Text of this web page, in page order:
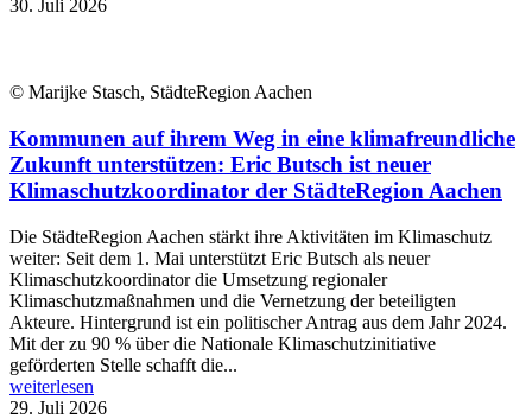
30. Juli 2026
© Marijke Stasch, StädteRegion Aachen
Kommunen auf ihrem Weg in eine klimafreundliche
Zukunft unterstützen: Eric Butsch ist neuer
Klimaschutzkoordinator der StädteRegion Aachen
Die StädteRegion Aachen stärkt ihre Aktivitäten im Klimaschutz
weiter: Seit dem 1. Mai unterstützt Eric Butsch als neuer
Klimaschutzkoordinator die Umsetzung regionaler
Klimaschutzmaßnahmen und die Vernetzung der beteiligten
Akteure. Hintergrund ist ein politischer Antrag aus dem Jahr 2024.
Mit der zu 90 % über die Nationale Klimaschutzinitiative
geförderten Stelle schafft die...
weiterlesen
29. Juli 2026